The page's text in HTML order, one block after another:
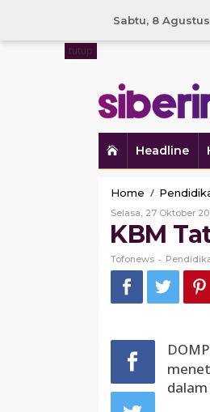
Sabtu, 8
Headline
tutup
Home /
Selasa, 27 Oktober
KBM
Tofonews -